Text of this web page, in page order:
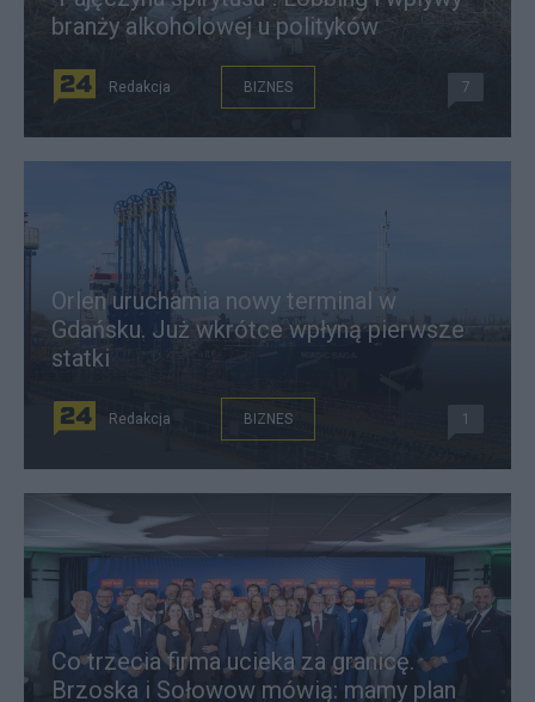
branży alkoholowej u polityków
Redakcja BIZNES 7
Orlen uruchamia nowy terminal w
Gdańsku. Już wkrótce wpłyną pierwsze
statki
Redakcja BIZNES 1
Co trzecia firma ucieka za granicę.
Brzoska i Sołowow mówią: mamy plan